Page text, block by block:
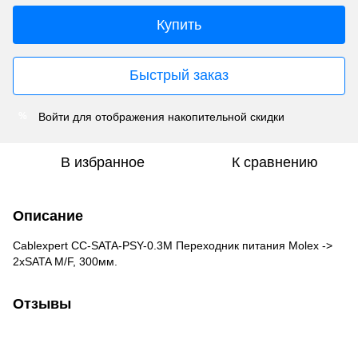
Купить
Быстрый заказ
Войти для отображения накопительной скидки
В избранное К сравнению
Описание
Cablexpert CC-SATA-PSY-0.3M Переходник питания Molex ->
2xSATA M/F, 300мм.
Отзывы